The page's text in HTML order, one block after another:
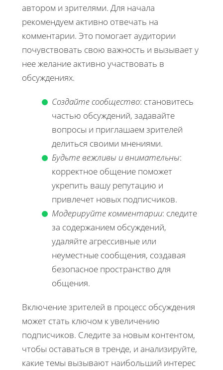
автором и зрителями. Для начала
рекомендуем активно отвечать на
комментарии. Это помогает аудитории
почувствовать свою важность и вызывает у
нее желание активно участвовать в
обсуждениях.
Создайте сообщество: становитесь
частью обсуждений, задавайте
вопросы и приглашаем зрителей
делиться своими мнениями.
Будьте вежливы и внимательны:
корректное общение поможет
укрепить вашу репутацию и
привлечет новых подписчиков.
Модерируйте комментарии: следите
за содержанием обсуждений,
удаляйте агрессивные или
неуместные сообщения, создавая
безопасное пространство для
общения.
Включение зрителей в процесс обсуждения
может стать ключом к увеличению
подписчиков. Следите за новым контентом,
чтобы оставаться в тренде, и анализируйте,
какие темы вызывают наибольший интерес